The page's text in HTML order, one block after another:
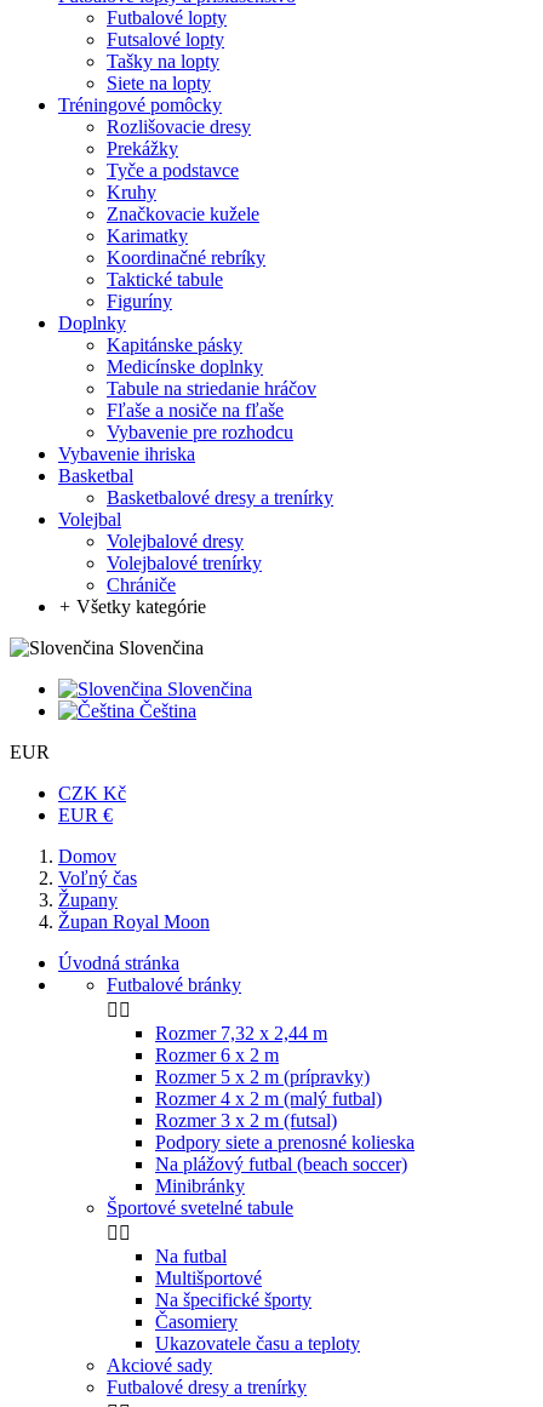
Futbalové lopty
Futsalové lopty
Tašky na lopty
Siete na lopty
Tréningové pomôcky
Rozlišovacie dresy
Prekážky
Tyče a podstavce
Kruhy
Značkovacie kužele
Karimatky
Koordinačné rebríky
Taktické tabule
Figuríny
Doplnky
Kapitánske pásky
Medicínske doplnky
Tabule na striedanie hráčov
Fľaše a nosiče na fľaše
Vybavenie pre rozhodcu
Vybavenie ihriska
Basketbal
Basketbalové dresy a trenírky
Volejbal
Volejbalové dresy
Volejbalové trenírky
Chrániče
+ Všetky kategórie
Slovenčina
Slovenčina
Čeština
EUR
CZK Kč
EUR €
Domov
Voľný čas
Župany
Župan Royal Moon
Úvodná stránka
Futbalové bránky
 
Rozmer 7,32 x 2,44 m
Rozmer 6 x 2 m
Rozmer 5 x 2 m (prípravky)
Rozmer 4 x 2 m (malý futbal)
Rozmer 3 x 2 m (futsal)
Podpory siete a prenosné kolieska
Na plážový futbal (beach soccer)
Minibránky
Športové svetelné tabule
 
Na futbal
Multišportové
Na špecifické športy
Časomiery
Ukazovatele času a teploty
Akciové sady
Futbalové dresy a trenírky